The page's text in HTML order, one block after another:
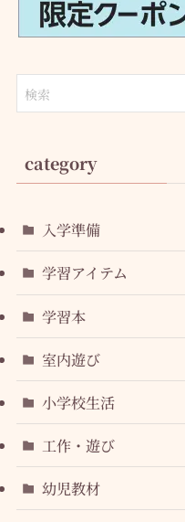
category
入学準備
学習アイテム
学習本
室内遊び
小学校生活
工作・遊び
幼児教材